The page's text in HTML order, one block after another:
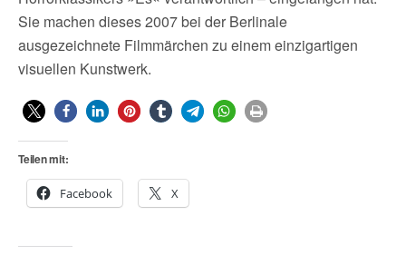
Sie machen dieses 2007 bei der Berlinale
ausgezeichnete Filmmärchen zu einem einzigartigen
visuellen Kunstwerk.
Teilen mit:
Facebook X